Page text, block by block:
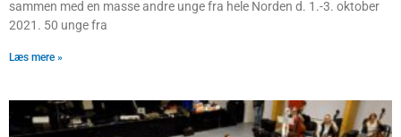
sammen med en masse andre unge fra hele Norden d. 1.-3. oktober
2021. 50 unge fra
Læs mere »